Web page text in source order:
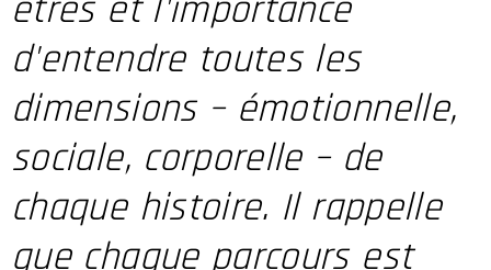
êtres et l'importance
d'entendre toutes les
dimensions – émotionnelle,
sociale, corporelle – de
chaque histoire. Il rappelle
que chaque parcours est